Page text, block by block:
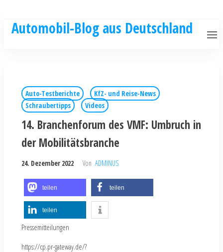
Automobil-Blog aus Deutschland
Auto-Testberichte
KfZ- und Reise-News
Schraubertipps
Videos
14. Branchenforum des VMF: Umbruch in
der Mobilitätsbranche
24. Dezember 2022 Von ADMINUS
teilen teilen
teilen
Pressemitteilungen
https://cp.pr-gateway.de/?